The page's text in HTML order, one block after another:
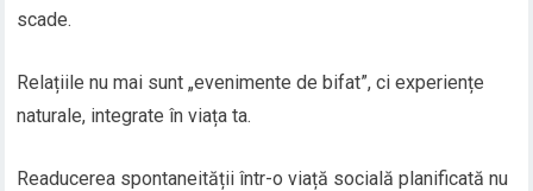
scade.
Relațiile nu mai sunt „evenimente de bifat”, ci experiențe
naturale, integrate în viața ta.
Readucerea spontaneității într-o viață socială planificată nu